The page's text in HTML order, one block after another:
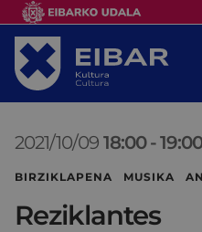
2021/10/09 18:00 -19:00
BIRZIKLAPENA MUSIKA
Reziklantes